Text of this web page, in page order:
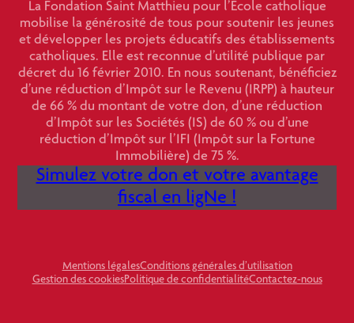
La Fondation Saint Matthieu pour l’École catholique
mobilise la générosité de tous pour soutenir les jeunes
et développer les projets éducatifs des établissements
catholiques. Elle est reconnue d’utilité publique par
décret du 16 février 2010. En nous soutenant, bénéficiez
d’une réduction d’Impôt sur le Revenu (IRPP) à hauteur
de 66 % du montant de votre don, d’une réduction
d’Impôt sur les Sociétés (IS) de 60 % ou d’une
réduction d’Impôt sur l’IFI (Impôt sur la Fortune
Immobilière) de 75 %.
Simulez votre don et votre avantage
fiscal en ligNe !
Mentions légalesConditions générales d’utilisation
Gestion des cookiesPolitique de confidentialitéContactez-nous